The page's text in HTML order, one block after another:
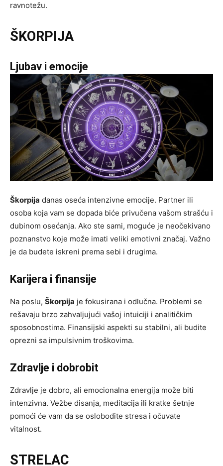
ravnotežu.
ŠKORPIJA
Ljubav i emocije
Škorpija danas oseća intenzivne emocije. Partner ili
osoba koja vam se dopada biće privučena vašom strašću i
dubinom osećanja. Ako ste sami, moguće je neočekivano
poznanstvo koje može imati veliki emotivni značaj. Važno
je da budete iskreni prema sebi i drugima.
Karijera i finansije
Na poslu, Škorpija je fokusirana i odlučna. Problemi se
rešavaju brzo zahvaljujući vašoj intuiciji i analitičkim
sposobnostima. Finansijski aspekti su stabilni, ali budite
oprezni sa impulsivnim troškovima.
Zdravlje i dobrobit
Zdravlje je dobro, ali emocionalna energija može biti
intenzivna. Vežbe disanja, meditacija ili kratke šetnje
pomoći će vam da se oslobodite stresa i očuvate
vitalnost.
STRELAC